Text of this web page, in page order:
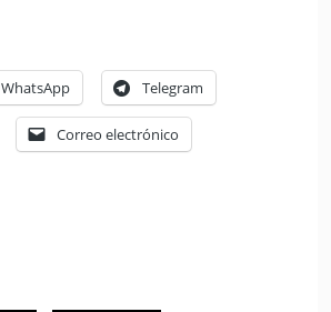
WhatsApp Telegram
Correo electrónico